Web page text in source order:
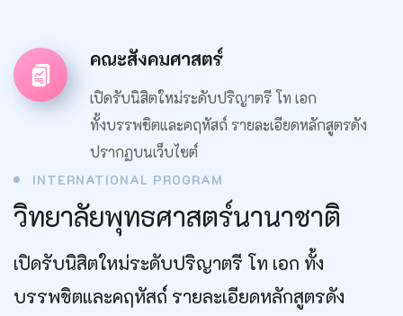
คณะสังคมศาสตร์
เปิดรับนิสิตใหม่ระดับปริญาตรี โท เอก
ทั้งบรรพชิตและคฤหัสถ์ รายละเอียดหลักสูตรดัง
ปรากฏบนเว็บไซต์
INTERNATIONAL PROGRAM
วิทยาลัยพุทธศาสตร์นานาชาติ
เปิดรับนิสิตใหม่ระดับปริญาตรี โท เอก ทั้ง
บรรพชิตและคฤหัสถ์ รายละเอียดหลักสูตรดัง